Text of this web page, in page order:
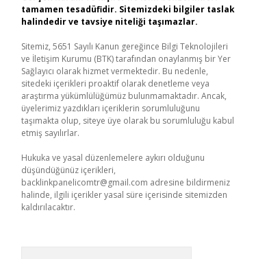
tamamen tesadüfidir. Sitemizdeki bilgiler taslak
halindedir ve tavsiye niteliği taşımazlar.
Sitemiz, 5651 Sayılı Kanun gereğince Bilgi Teknolojileri
ve İletişim Kurumu (BTK) tarafından onaylanmış bir Yer
Sağlayıcı olarak hizmet vermektedir. Bu nedenle,
sitedeki içerikleri proaktif olarak denetleme veya
araştırma yükümlülüğümüz bulunmamaktadır. Ancak,
üyelerimiz yazdıkları içeriklerin sorumluluğunu
taşımakta olup, siteye üye olarak bu sorumluluğu kabul
etmiş sayılırlar.
Hukuka ve yasal düzenlemelere aykırı olduğunu
düşündüğünüz içerikleri,
backlinkpanelicomtr@gmail.com adresine bildirmeniz
halinde, ilgili içerikler yasal süre içerisinde sitemizden
kaldırılacaktır.